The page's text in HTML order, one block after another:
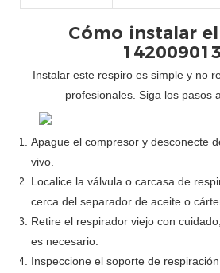
Cómo instalar
Instalar este respiro es simple y no
profesionales. Siga los pasos
Apague el compresor y desconecte
vivo.
Localice la válvula o carcasa de
cerca del separador de aceite o
Retire el respirador viejo con
es necesario.
Inspeccione el soporte de